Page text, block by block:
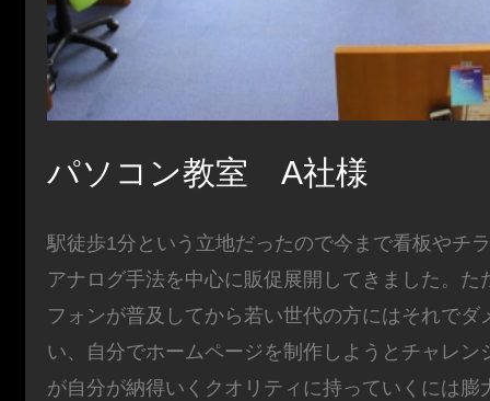
パソコン教室 A社様
駅徒歩1分という立地だったので今まで看板やチ
アナログ手法を中心に販促展開してきました。た
フォンが普及してから若い世代の方にはそれでダ
い、自分でホームページを制作しようとチャレン
が自分が納得いくクオリティに持っていくには膨